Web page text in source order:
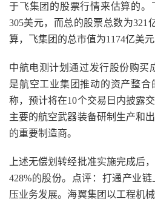
于飞集团的股票行情来估算的。
305美元，而总的股票总数为321
算，飞集团的总市值为1174亿美元
中航电测计划通过发行股份购买
是航空工业集团推动的资产整合
称，预计将在10个交易日内披露
主要的航空武器装备研制生产和
的重要制造商。
上述无偿划转经批准实施完成后
428%的股份。点评：打通产业
压业务发展。海翼集团以工程机